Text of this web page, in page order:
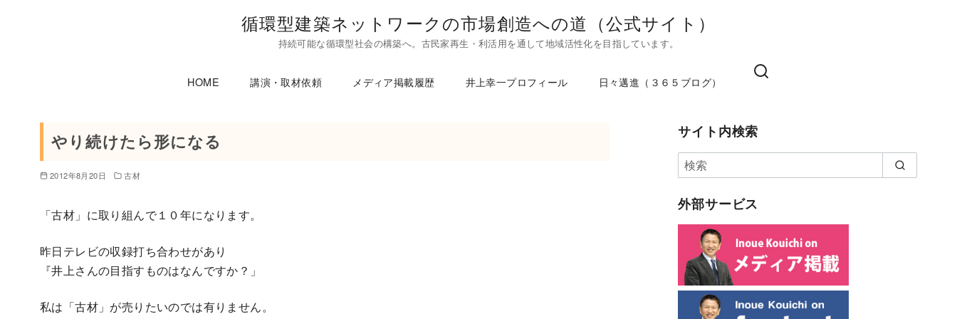
循環型建築ネットワークの市場創造への道（公式サイト）
持続可能な循環型社会の構築へ。古民家再生・利活用を通して地域活性化を目指しています。
HOME 講演・取材依頼 メディア掲載履歴 井上幸一プロフィール 日々邁進（３６５ブログ）
やり続けたら形になる
2012年8月20日 古材
「古材」に取り組んで１０年になります。
昨日テレビの収録打ち合わせがあり
『井上さんの目指すものはなんですか？」
私は「古材」が売りたいのでは有りません。
サイト内検索
外部サービス